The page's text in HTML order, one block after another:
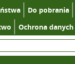
Do pobrania
Ochrona